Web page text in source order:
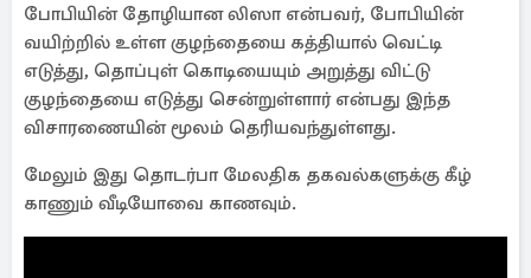
போபியின் தோழியான லிஸா என்பவர், போபியின்
வயிற்றில் உள்ள குழந்தையை கத்தியால் வெட்டி
எடுத்து, தொப்புள் கொடியையும் அறுத்து விட்டு
குழந்தையை எடுத்து சென்றுள்ளார் என்பது இந்த
விசாரணையின் மூலம் தெரியவந்துள்ளது.
மேலும் இது தொடர்பா மேலதிக தகவல்களுக்கு கீழ்
காணும் வீடியோவை காணவும்.